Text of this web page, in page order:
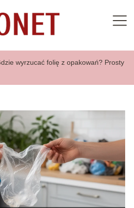
wyrzucać folię z opakowań? Prosty